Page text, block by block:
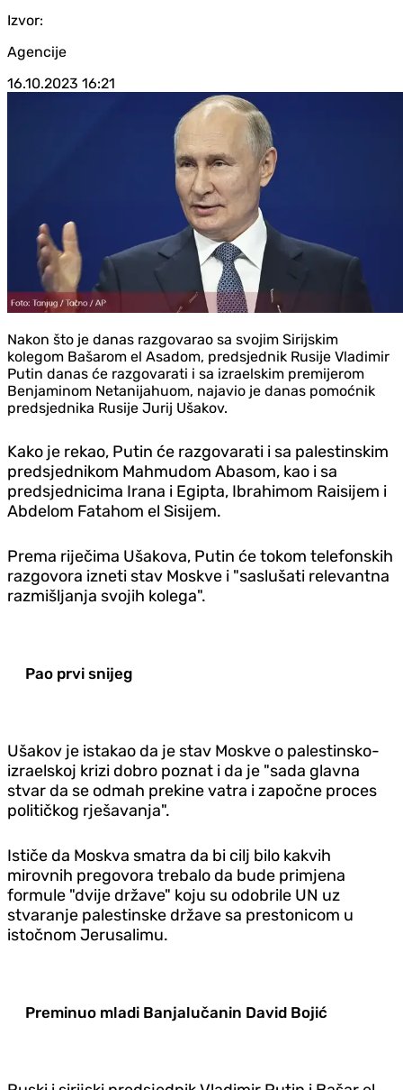
Izvor:
Agencije
16.10.2023 16:21
Nakon što je danas razgovarao sa svojim Sirijskim
kolegom Bašarom el Asadom, predsjednik Rusije Vladimir
Putin danas će razgovarati i sa izraelskim premijerom
Benjaminom Netanijahuom, najavio je danas pomoćnik
predsjednika Rusije Jurij Ušakov.
Kako je rekao, Putin će razgovarati i sa palestinskim
predsjednikom Mahmudom Abasom, kao i sa
predsjednicima Irana i Egipta, Ibrahimom Raisijem i
Abdelom Fatahom el Sisijem.
Prema riječima Ušakova, Putin će tokom telefonskih
razgovora izneti stav Moskve i "saslušati relevantna
razmišljanja svojih kolega".
Pao prvi snijeg
Ušakov je istakao da je stav Moskve o palestinsko-
izraelskoj krizi dobro poznat i da je "sada glavna
stvar da se odmah prekine vatra i započne proces
političkog rješavanja".
Ističe da Moskva smatra da bi cilj bilo kakvih
mirovnih pregovora trebalo da bude primjena
formule "dvije države" koju su odobrile UN uz
stvaranje palestinske države sa prestonicom u
istočnom Jerusalimu.
Preminuo mladi Banjalučanin David Bojić